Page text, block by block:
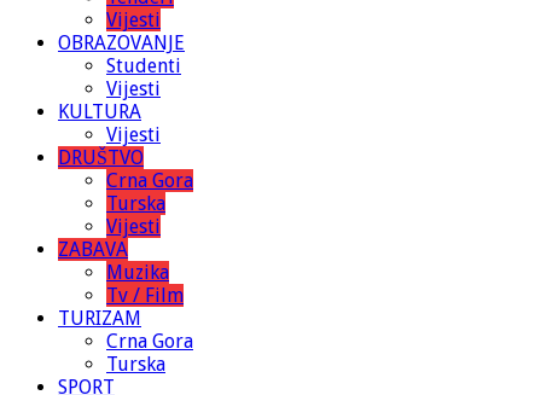
Vijesti
OBRAZOVANJE
Studenti
Vijesti
KULTURA
Vijesti
DRUŠTVO
Crna Gora
Turska
Vijesti
ZABAVA
Muzika
Tv / Film
TURIZAM
Crna Gora
Turska
SPORT